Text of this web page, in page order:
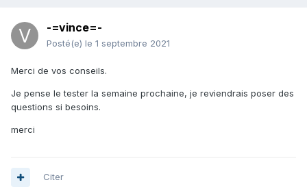
-=vince=-
Posté(e) le 1 septembre 2021
Merci de vos conseils.
Je pense le tester la semaine prochaine, je reviendrais poser des
questions si besoins.
merci
Citer